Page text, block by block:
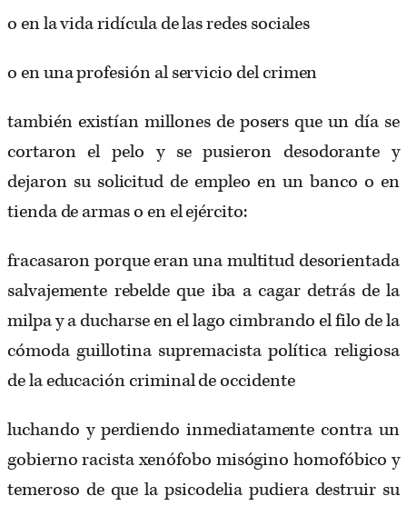
o en la vida ridícula de las redes sociales
o en una profesión al servicio del crimen
también existían millones de posers que un día se
cortaron el pelo y se pusieron desodorante y
dejaron su solicitud de empleo en un banco o en
tienda de armas o en el ejército:
fracasaron porque eran una multitud desorientada
salvajemente rebelde que iba a cagar detrás de la
milpa y a ducharse en el lago cimbrando el filo de la
cómoda guillotina supremacista política religiosa
de la educación criminal de occidente
luchando y perdiendo inmediatamente contra un
gobierno racista xenófobo misógino homofóbico y
temeroso de que la psicodelia pudiera destruir su